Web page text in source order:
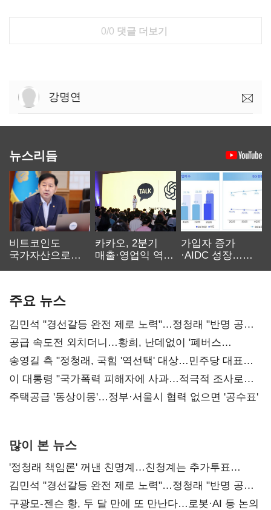
0/0 댓글 더보기
강명연
뉴스리듬
비트코인도
국가자산으로…'
카카오, 2분기
매출·영업익 역대
가입자 증가
·AIDC 성장…
주요 뉴스
김민석 "경선갈등 완전 제로 노력"…정청래 "반명 공세
사과부터"
공급 속도전 외치더니…황희, 난데없이 '폐버스
리모델링' 제안
송영길 측 "정청래, 국힘 '역선택' 대상…민주당 대표로
총선 지휘 못해"
이 대통령 "국가폭력 피해자에 사과…적극적 조사로
진실 밝혀야"
주택공급 '동상이몽'…정부·서울시 협력 없으면 '공수표'
많이 본 뉴스
'정청래 책임론' 꺼낸 친명계…친청계는 추가투표
때리기
김민석 "경선갈등 완전 제로 노력"…정청래 "반명 공세
사과부터"
구광모-젠슨 황, 두 달 만에 또 만난다…로봇·AI 등 논의